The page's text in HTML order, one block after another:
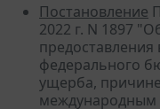
Постановление
2022 г. N 1897
предоставления
федерального
ущерба,
международным